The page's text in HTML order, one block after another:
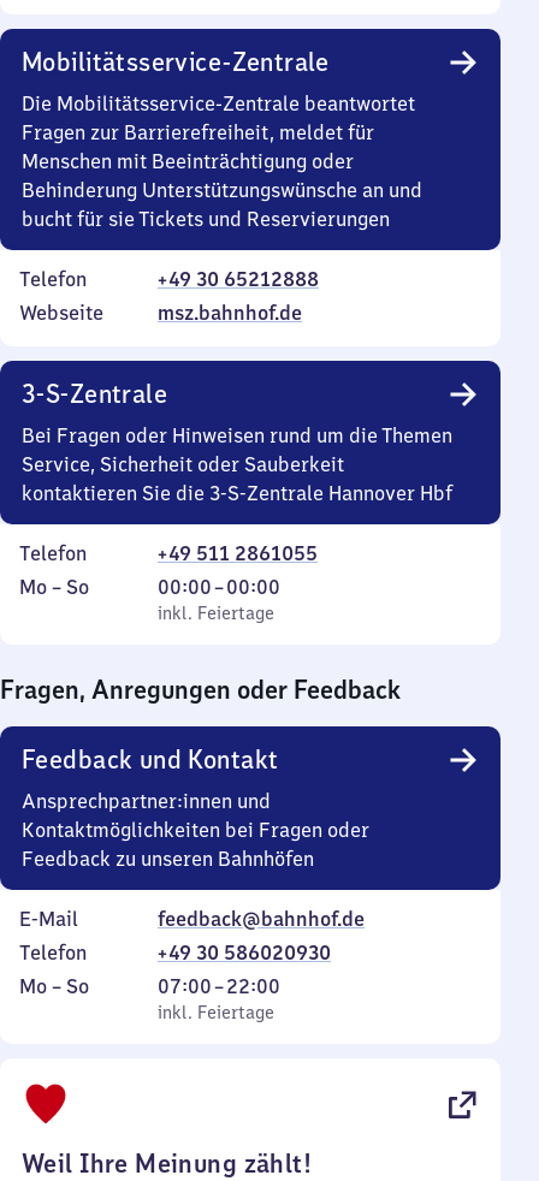
Mobilitätsservice-Zentrale
Die Mobilitätsservice-Zentrale beantwortet
Fragen zur Barrierefreiheit, meldet für
Menschen mit Beeinträchtigung oder
Behinderung Unterstützungswünsche an und
bucht für sie Tickets und Reservierungen
Telefon
+49 30 65212888
Webseite
msz.bahnhof.de
3-S-Zentrale
Bei Fragen oder Hinweisen rund um die Themen
Service, Sicherheit oder Sauberkeit
kontaktieren Sie die 3-S-Zentrale Hannover Hbf
Telefon
+49 511 2861055
Montag
Mo – So,
inkl. Feiertage
00:00–00:00
Von
0
0
Uhr
inkl. Feiertage
Fragen, Anregungen oder Feedback
Feedback und Kontakt
Ansprechpartner:innen und
Kontaktmöglichkeiten bei Fragen oder
Feedback zu unseren Bahnhöfen
E-Mail
feedback@bahnhof.de
Telefon
+49 30 586020930
Montag
Mo – So,
inkl. Feiertage
07:00–22:00
Von
7
inkl. Feiertage
Weil Ihre Meinung zählt!